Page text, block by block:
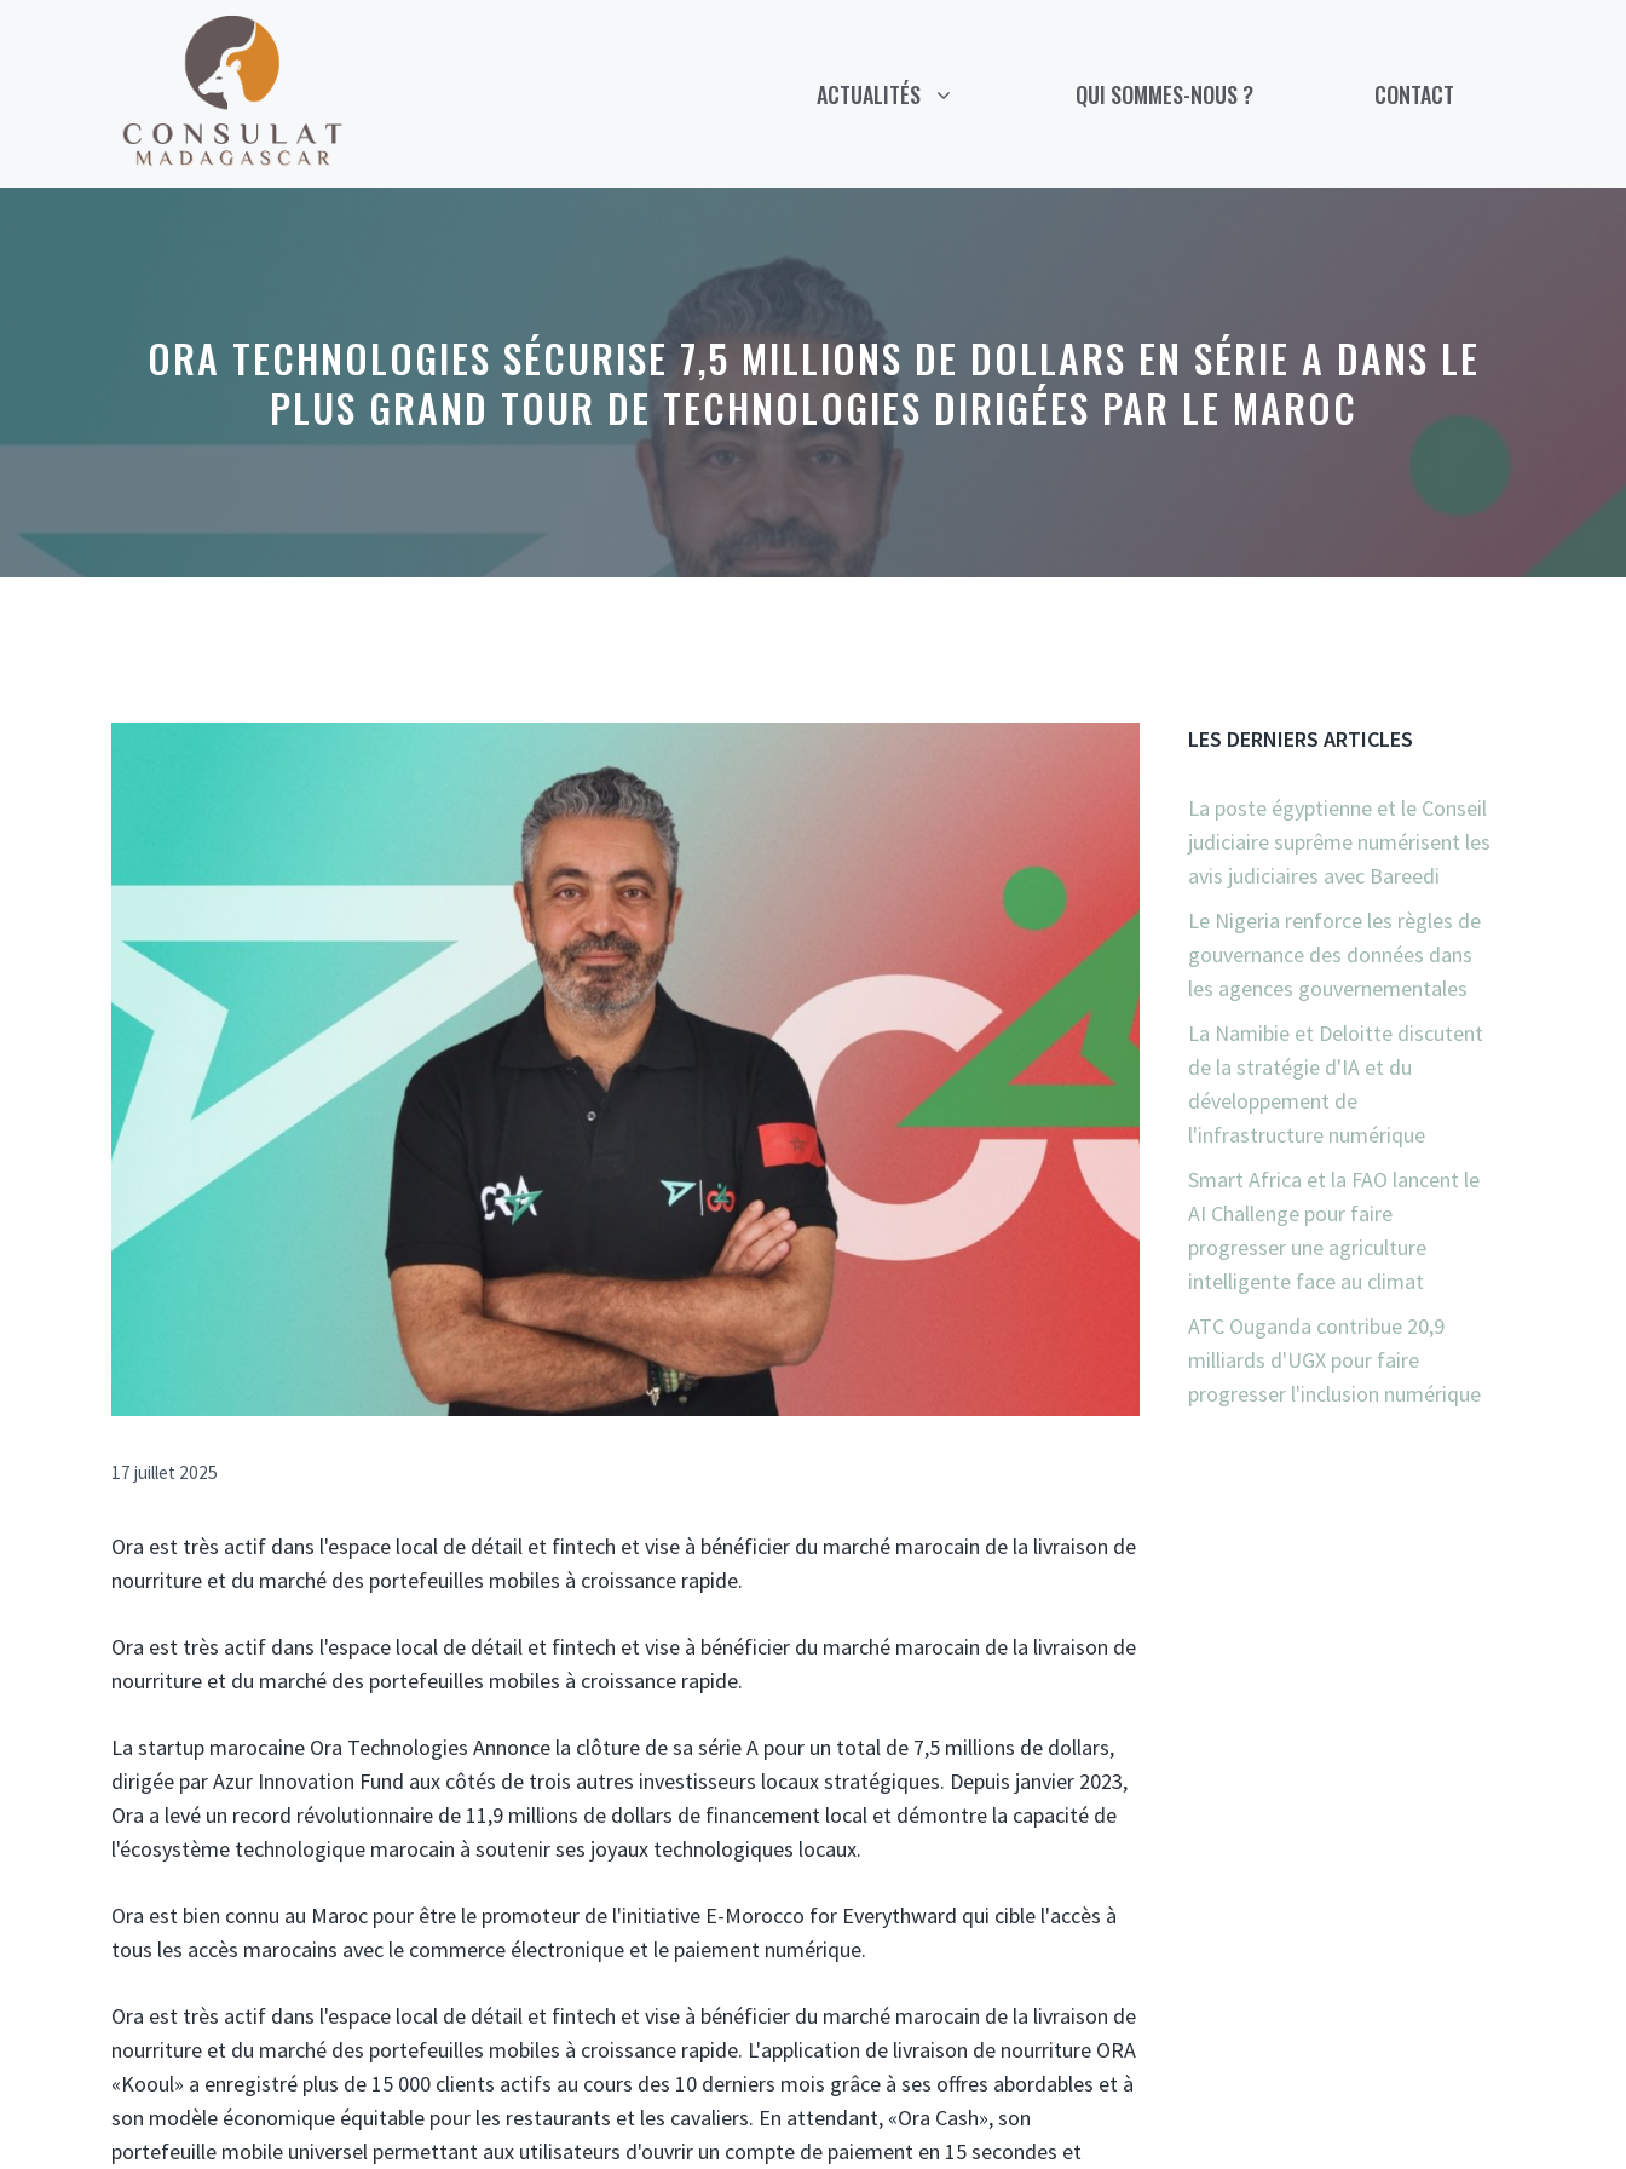
ACTUALITÉS QUI SOMMES-NOUS ? CONTACT
ORA TECHNOLOGIES SÉCURISE 7,5 MILLIONS DE DOLLARS EN SÉRIE A DANS LE
PLUS GRAND TOUR DE TECHNOLOGIES DIRIGÉES PAR LE MAROC
17 juillet 2025
Ora est très actif dans l'espace local de détail et fintech et vise à bénéficier du marché marocain de la livraison de
nourriture et du marché des portefeuilles mobiles à croissance rapide.
Ora est très actif dans l'espace local de détail et fintech et vise à bénéficier du marché marocain de la livraison de
nourriture et du marché des portefeuilles mobiles à croissance rapide.
La startup marocaine Ora Technologies Annonce la clôture de sa série A pour un total de 7,5 millions de dollars,
dirigée par Azur Innovation Fund aux côtés de trois autres investisseurs locaux stratégiques. Depuis janvier 2023,
Ora a levé un record révolutionnaire de 11,9 millions de dollars de financement local et démontre la capacité de
l'écosystème technologique marocain à soutenir ses joyaux technologiques locaux.
Ora est bien connu au Maroc pour être le promoteur de l'initiative E-Morocco for Everythward qui cible l'accès à
tous les accès marocains avec le commerce électronique et le paiement numérique.
Ora est très actif dans l'espace local de détail et fintech et vise à bénéficier du marché marocain de la livraison de
nourriture et du marché des portefeuilles mobiles à croissance rapide. L'application de livraison de nourriture ORA
«Kooul» a enregistré plus de 15 000 clients actifs au cours des 10 derniers mois grâce à ses offres abordables et à
son modèle économique équitable pour les restaurants et les cavaliers. En attendant, «Ora Cash», son
portefeuille mobile universel permettant aux utilisateurs d'ouvrir un compte de paiement en 15 secondes et
LES DERNIERS ARTICLES
La poste égyptienne et le Conseil
judiciaire suprême numérisent les
avis judiciaires avec Bareedi
Le Nigeria renforce les règles de
gouvernance des données dans
les agences gouvernementales
La Namibie et Deloitte discutent
de la stratégie d'IA et du
développement de
l'infrastructure numérique
Smart Africa et la FAO lancent le
AI Challenge pour faire
progresser une agriculture
intelligente face au climat
ATC Ouganda contribue 20,9
milliards d'UGX pour faire
progresser l'inclusion numérique